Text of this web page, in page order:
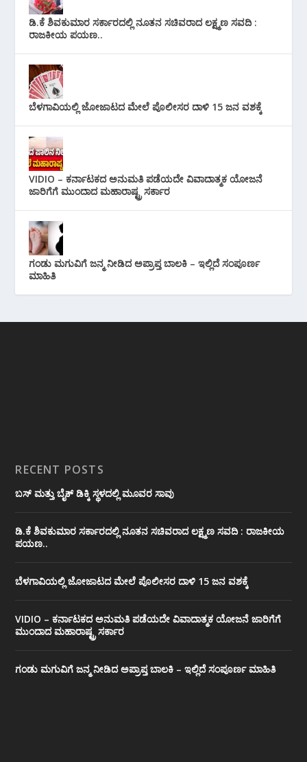
ಡಿ.ಕೆ ಶಿವಕುಮಾರ ಸರ್ಕಾರದಲ್ಲಿ ನೂತನ ಸಚಿವರಾದ ಲಕ್ಷ್ಮಣ ಸವದಿ :
ರಾಜಕೀಯ ಪಯಣ..
ಬೆಳಗಾವಿಯಲ್ಲಿ ಜೋಜಾಟದ ಮೇಲೆ ಪೊಲೀಸರ ದಾಳಿ 15 ಜನ ವಶಕ್ಕೆ
VIDIO – ಕರ್ನಾಟಕದ ಅನುಮತಿ ಪಡೆಯದೇ ವಿವಾದಾತ್ಮಕ ಯೋಜನೆ
ಜಾರಿಗೆಗೆ ಮುಂದಾದ ಮಹಾರಾಷ್ಟ್ರ ಸರ್ಕಾರ
ಗಂಡು ಮಗುವಿಗೆ ಜನ್ಮ ನೀಡಿದ ಅಪ್ರಾಪ್ತ ಬಾಲಕಿ – ಇಲ್ಲಿದೆ ಸಂಪೂರ್ಣ
ಮಾಹಿತಿ
RECENT POSTS
ಬಸ್ ಮತ್ತು ಬೈಕ್ ಡಿಕ್ಕಿ ಸ್ಥಳದಲ್ಲಿ ಮೂವರ ಸಾವು
ಡಿ.ಕೆ ಶಿವಕುಮಾರ ಸರ್ಕಾರದಲ್ಲಿ ನೂತನ ಸಚಿವರಾದ ಲಕ್ಷ್ಮಣ ಸವದಿ : ರಾಜಕೀಯ
ಪಯಣ..
ಬೆಳಗಾವಿಯಲ್ಲಿ ಜೋಜಾಟದ ಮೇಲೆ ಪೊಲೀಸರ ದಾಳಿ 15 ಜನ ವಶಕ್ಕೆ
VIDIO – ಕರ್ನಾಟಕದ ಅನುಮತಿ ಪಡೆಯದೇ ವಿವಾದಾತ್ಮಕ ಯೋಜನೆ ಜಾರಿಗೆಗೆ
ಮುಂದಾದ ಮಹಾರಾಷ್ಟ್ರ ಸರ್ಕಾರ
ಗಂಡು ಮಗುವಿಗೆ ಜನ್ಮ ನೀಡಿದ ಅಪ್ರಾಪ್ತ ಬಾಲಕಿ – ಇಲ್ಲಿದೆ ಸಂಪೂರ್ಣ ಮಾಹಿತಿ